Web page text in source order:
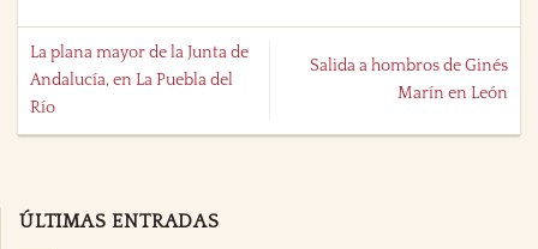
La plana mayor de la Junta de
Andalucía, en La Puebla del
Río
Salida a hombros de Ginés
Marín en León
ÚLTIMAS ENTRADAS